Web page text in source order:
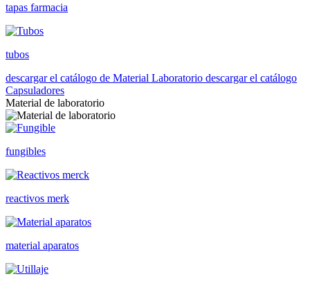
tapas farmacia
tubos
descargar el catálogo de Material Laboratorio descargar el catálogo
Capsuladores
Material de laboratorio
fungibles
reactivos merk
material aparatos